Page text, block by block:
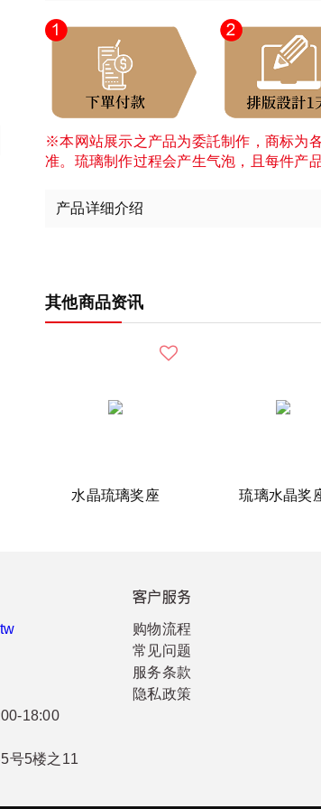
※本网站展示之产品为委託制作，商标为
准。琉璃制作过程会产生气泡，且每件产
产品详细介绍
其他商品资讯
水晶琉璃奖座 琉璃水晶奖
18:00
号5楼之11
客户服务
购物流程
常见问题
服务条款
隐私政策